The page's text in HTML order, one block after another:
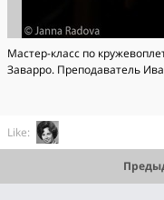
Мастер-класс по
Заварро. Преподаватель
Like: